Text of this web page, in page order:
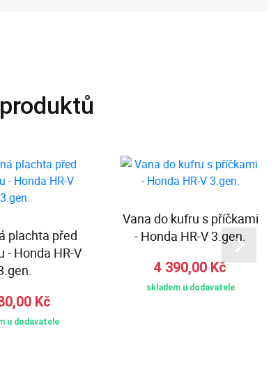
plachta před
- Honda HR-V
Kč
u dodavatele
Vana do kufru s příčkami
- Honda HR-V 3.gen.
4 390,00 Kč
skladem u dodavatele